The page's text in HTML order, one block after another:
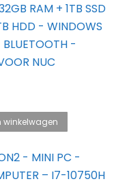
RAM + 1TB SSD
HDD - WINDOWS
-
NUC
winkelwagen
- MINI PC -
– I7-10750H